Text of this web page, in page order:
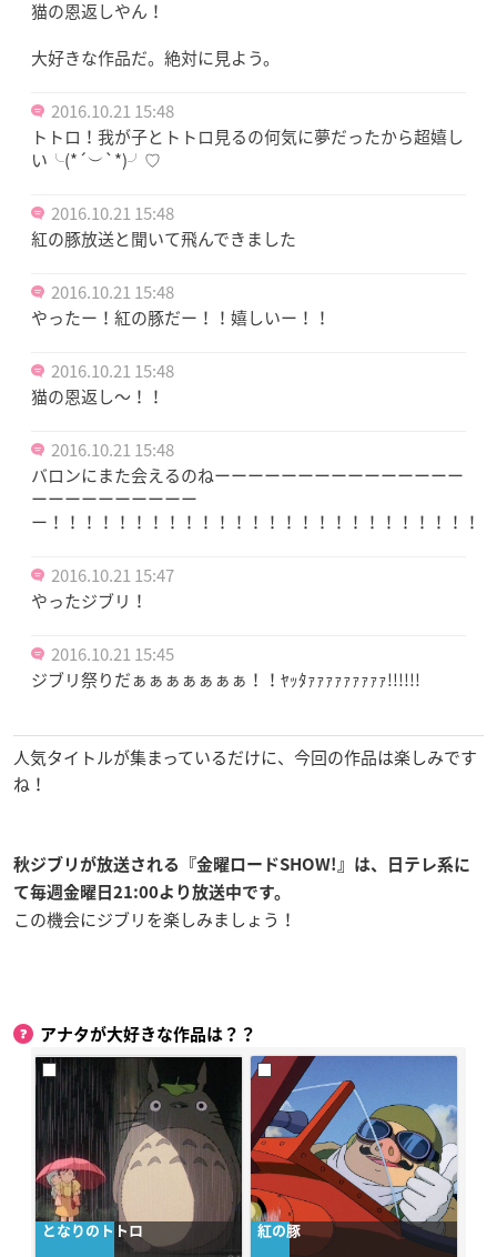
猫の恩返しやん！
大好きな作品だ。絶対に見よう。
2016.10.21 15:48
トトロ！我が子とトトロ見るの何気に夢だったから超嬉し
い╰(*´︶`*)╯♡
2016.10.21 15:48
紅の豚放送と聞いて飛んできました
2016.10.21 15:48
やったー！紅の豚だー！！嬉しいー！！
2016.10.21 15:48
猫の恩返し～！！
2016.10.21 15:48
バロンにまた会えるのねーーーーーーーーーーーーーーー
ーーーーーーーーーー
ー！！！！！！！！！！！！！！！！！！！！！！！！！！
2016.10.21 15:47
やったジブリ！
2016.10.21 15:45
ジブリ祭りだぁぁぁぁぁぁぁ！！ﾔｯﾀｧｧｧｧｧｧｧｧｧ!!!!!!
人気タイトルが集まっているだけに、今回の作品は楽しみです
ね！
秋ジブリが放送される『金曜ロードSHOW!』は、日テレ系に
て毎週金曜日21:00より放送中です。
この機会にジブリを楽しみましょう！
アナタが大好きな作品は？？
となりのトトロ 紅の豚